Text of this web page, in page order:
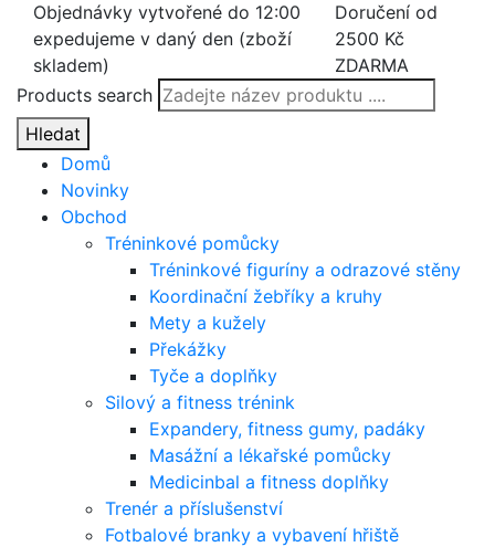
Objednávky vytvořené do 12:00
expedujeme v daný den (zboží
skladem)
Doručení od
2500 Kč
ZDARMA
Products search
Hledat
Domů
Novinky
Obchod
Tréninkové pomůcky
Tréninkové figuríny a odrazové stěny
Koordinační žebříky a kruhy
Mety a kužely
Překážky
Tyče a doplňky
Silový a fitness trénink
Expandery, fitness gumy, padáky
Masážní a lékařské pomůcky
Medicinbal a fitness doplňky
Trenér a příslušenství
Fotbalové branky a vybavení hřiště